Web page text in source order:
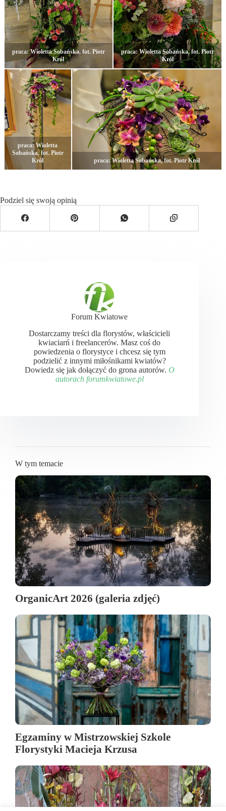
praca: Wioletta Sobańska, fot. Piotr
Król
praca: Wioletta Sobańska, fot. Piotr
Król
praca: Wioletta
Sobańska, fot. Piotr
Król
praca: Wioletta Sobańska, fot. Piotr Król
Podziel się swoją opinią
Forum Kwiatowe
Dostarczamy treści dla florystów, właścicieli
kwiaciarń i freelancerów. Masz coś do
powiedzenia o florystyce i chcesz się tym
podzielić z innymi miłośnikami kwiatów?
Dowiedz się jak dołączyć do grona autorów. O
autorach forumkwiatowe.pl
W tym temacie
OrganicArt 2026 (galeria zdjęć)
Egzaminy w Mistrzowskiej Szkole
Florystyki Macieja Krzusa